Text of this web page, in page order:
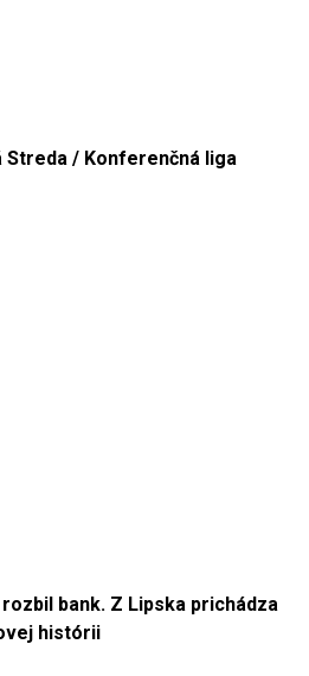
Streda / Konferenčná liga
rozbil bank. Z Lipska prichádza
histórii